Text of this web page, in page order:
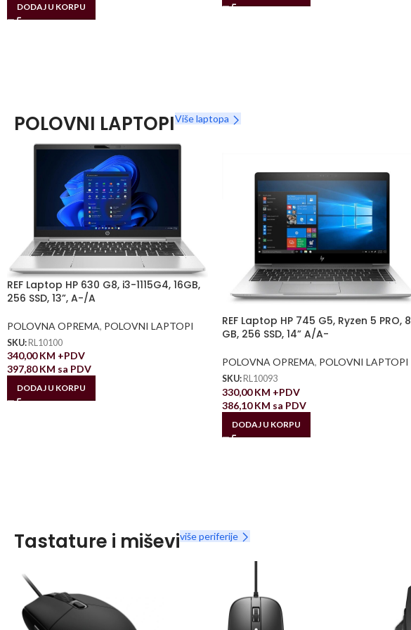
DODAJ U KORPU
POLOVNI LAPTOPIViše laptopa
REF Laptop HP 630 G8, i3-1115G4, 16GB,
256 SSD, 13”, A-/A
POLOVNA OPREMA, POLOVNI LAPTOPI
SKU: RL10100
340,00KM +PDV
397,80KM sa PDV
DODAJ U KORPU
REF Laptop HP 745 G5, Ryzen 5 PRO, 8
GB, 256 SSD, 14” A/A-
POLOVNA OPREMA, POLOVNI LAPTOPI
SKU: RL10093
330,00KM +PDV
386,10KM sa PDV
DODAJ U KORPU
Tastature i miševiviše periferije